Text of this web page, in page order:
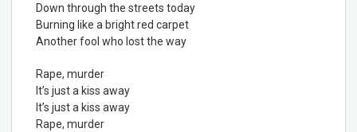
Down through the streets today
Burning like a bright red carpet
Another fool who lost the way
Rape, murder
It’s just a kiss away
It’s just a kiss away
Rape, murder